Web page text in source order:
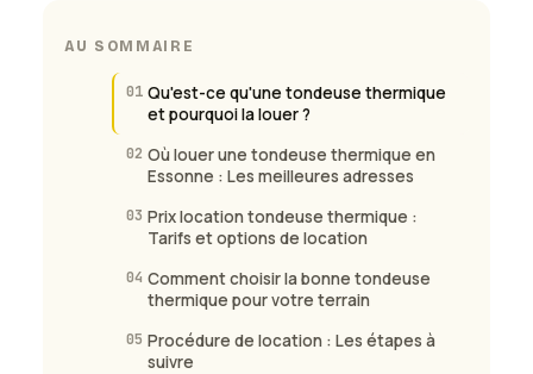
AU SOMMAIRE
01 Qu'est-ce qu'une tondeuse thermique
et pourquoi la louer ?
02 Où louer une tondeuse thermique en
Essonne : Les meilleures adresses
03 Prix location tondeuse thermique :
Tarifs et options de location
04 Comment choisir la bonne tondeuse
thermique pour votre terrain
05 Procédure de location : Les étapes à
suivre